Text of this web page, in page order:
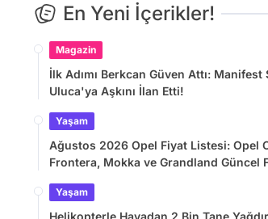
En Yeni İçerikler!
Magazin
İlk Adımı Berkcan Güven Attı: Manifest
Uluca'ya Aşkını İlan Etti!
Yaşam
Ağustos 2026 Opel Fiyat Listesi: Opel
Frontera, Mokka ve Grandland Güncel
Yaşam
Helikopterle Havadan 2 Bin Tane